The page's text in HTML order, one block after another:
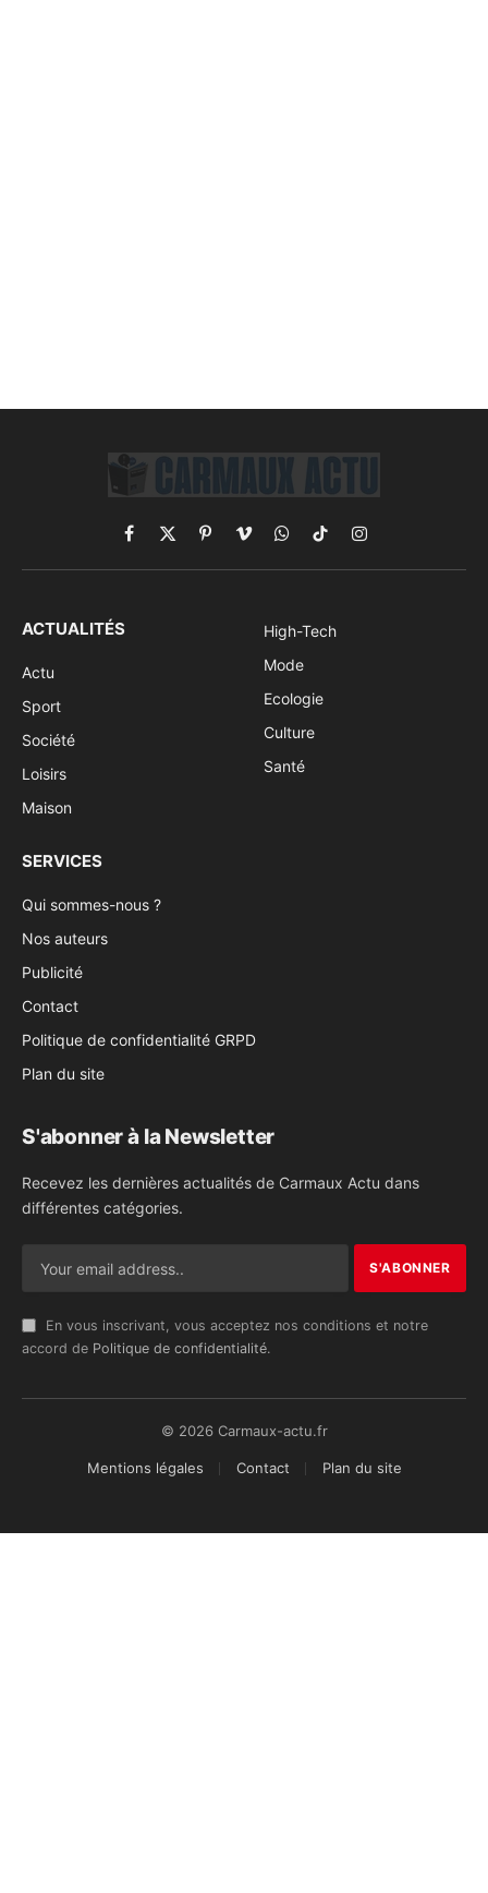
Facebook
X
(Twitter)
PinterestVimeoWhatsApp
TikTokInstagram
ACTUALITÉS
Actu
Sport
Société
Loisirs
Maison
High-Tech
Mode
Ecologie
Culture
Santé
SERVICES
Qui sommes-nous ?
Nos auteurs
Publicité
Contact
Politique de confidentialité GRPD
Plan du site
S'abonner à la Newsletter
Recevez les dernières actualités de Carmaux Actu dans
différentes catégories.
En vous inscrivant, vous acceptez nos conditions et notre
accord de Politique de confidentialité.
© 2026 Carmaux-actu.fr
Mentions légales Contact Plan du site